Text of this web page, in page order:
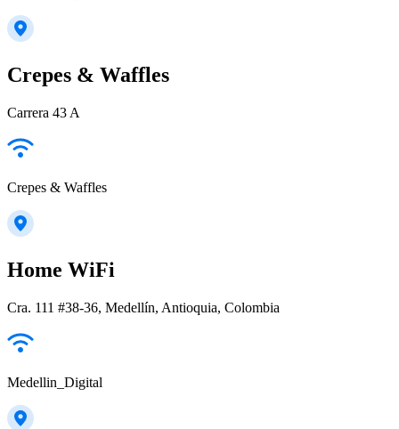
Crepes & Waffles
Carrera 43 A
Crepes & Waffles
Home WiFi
Cra. 111 #38-36, Medellín, Antioquia, Colombia
Medellin_Digital